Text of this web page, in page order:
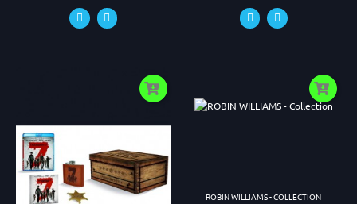
ROBIN WILLIAMS - COLLECTION